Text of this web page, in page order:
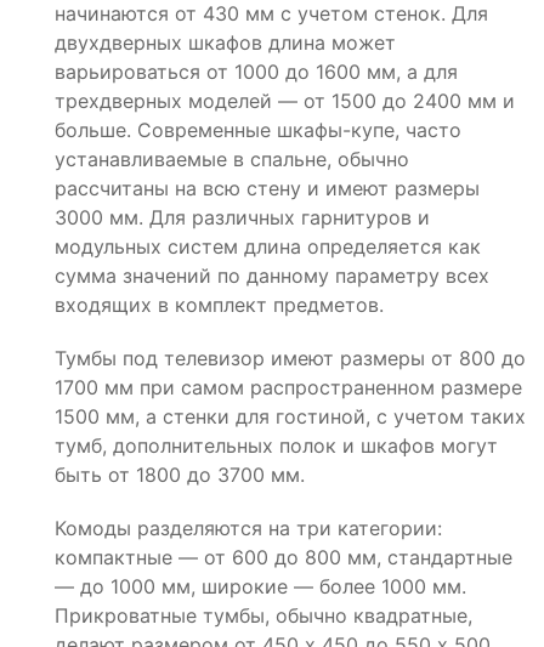
начинаются от 430 мм с учетом стенок. Для
двухдверных шкафов длина может
варьироваться от 1000 до 1600 мм, а для
трехдверных моделей — от 1500 до 2400 мм и
больше. Современные шкафы-купе, часто
устанавливаемые в спальне, обычно
рассчитаны на всю стену и имеют размеры
3000 мм. Для различных гарнитуров и
модульных систем длина определяется как
сумма значений по данному параметру всех
входящих в комплект предметов.
Тумбы под телевизор имеют размеры от 800 до
1700 мм при самом распространенном размере
1500 мм, а стенки для гостиной, с учетом таких
тумб, дополнительных полок и шкафов могут
быть от 1800 до 3700 мм.
Комоды разделяются на три категории:
компактные — от 600 до 800 мм, стандартные
— до 1000 мм, широкие — более 1000 мм.
Прикроватные тумбы, обычно квадратные,